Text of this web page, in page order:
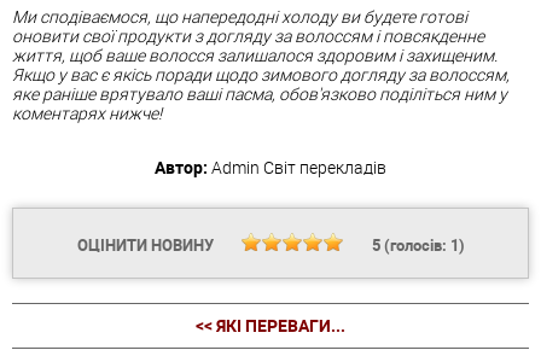
Ми сподіваємося, що напередодні холоду ви будете готові
оновити свої продукти з догляду за волоссям і повсякденне
життя, щоб ваше волосся залишалося здоровим і захищеним.
Якщо у вас є якісь поради щодо зимового догляду за волоссям,
яке раніше врятувало ваші пасма, обов'язково поділіться ним у
коментарях нижче!
Автор: Admin Світ перекладів
ОЦІНИТИ НОВИНУ 5(голосів: 1)
<< ЯКІ ПЕРЕВАГИ...